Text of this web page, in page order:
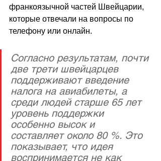
франкоязычной частей Швейцарии,
которые отвечали на вопросы по
телефону или онлайн.
Согласно результатам, почти
две трети швейцарцев
поддерживают введение
налога на авиабилеты, а
среди людей старше 65 лет
уровень поддержки
особенно высок и
составляет около 80 %. Это
показывает, что идея
воспринимается не как